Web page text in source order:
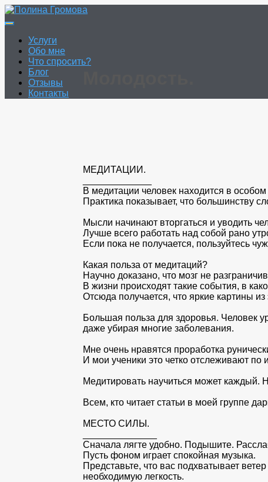
Перейти
к
Услуги
Обо мне
Что спросить?
Блог
Отзывы
Контакты
МЕДИТАЦИИ.
В медитации человек находится в
Практика показывает, что большинству
Мысли начинают вторгаться и уводить
Лучше всего работать над собой рано
Если пока не получается, пользуйтесь
Какая польза от медитаций?
Научно доказано, что мозг не
В жизни происходят такие события, в
Отсюда получается, что яркие картины
Большая польза для здоровья. Человек
даже убирая многие заболевания.
Мне очень нравятся проработка
И мои ученики это четко отслеживают по
Медитировать научиться может
Всем, кто читает статьи в моей группе
МЕСТО СИЛЫ.
Сначала лягте удобно. Подышите.
Пусть фоном играет спокойная музыка.
Представьте, что вас подхватывает
необходимую легкость.